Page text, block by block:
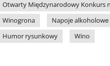
Otwarty Międzynarodowy Konkurs
Winogrona
Napoje alkoholowe
Humor rysunkowy
Wino